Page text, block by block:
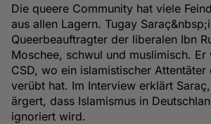
Die queere Community hat viele
aus allen Lagern. Tugay
Queerbeauftragter der liberalen Ibn
Moschee, schwul und muslimisch.
CSD, wo ein islamistischer Attentäter
verübt hat. Im Interview erklärt
ärgert, dass Islamismus in
ignoriert wird.